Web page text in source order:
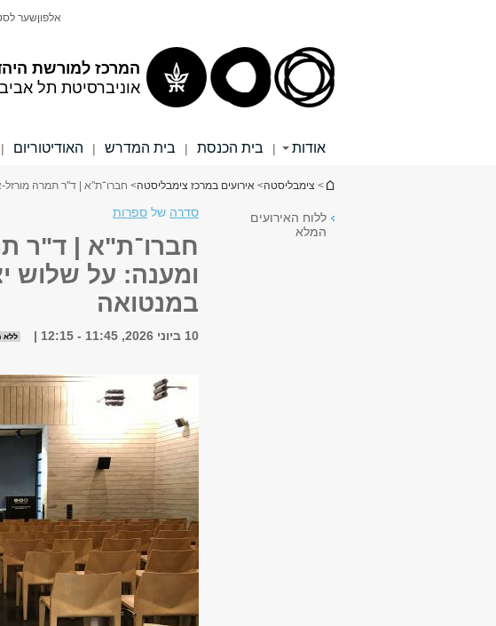
המרכז למורשת
אוניברסיטת תל אביב
אלפוןשער
אודות | בית הכנסת | בית המדרש | האודיטוריום |
הינך נמצא כאן
> צימבליסטה> אירועים במרכז צימבליסטה> חברו־ת"א | ד"ר תמרה מורזל-
ללוח האירועים
המלא
סדרה של ספרות
חברו־ת"א | ד"ר
במנטואה
10 ביוני 2026, 11:45 - 12:15 ללא